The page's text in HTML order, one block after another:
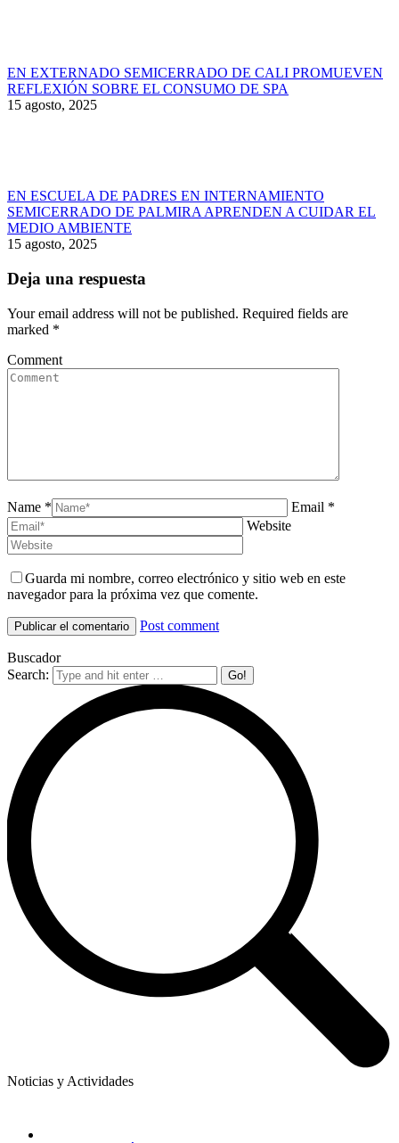
EN EXTERNADO SEMICERRADO DE CALI PROMUEVEN
REFLEXIÓN SOBRE EL CONSUMO DE SPA
15 agosto, 2025
EN ESCUELA DE PADRES EN INTERNAMIENTO
SEMICERRADO DE PALMIRA APRENDEN A CUIDAR EL
MEDIO AMBIENTE
15 agosto, 2025
Deja una respuesta
Your email address will not be published. Required fields are
marked *
Comment
Name *
Email *
Website
Guarda mi nombre, correo electrónico y sitio web en este
navegador para la próxima vez que comente.
Post comment
Buscador
Search:
Noticias y Actividades